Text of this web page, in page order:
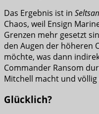
Das Ergebnis ist in
Chaos, weil Ensign
Grenzen mehr gesetzt
den Augen der höheren
möchte, was dann
Commander Ransom
Mitchell macht und
Glücklich?